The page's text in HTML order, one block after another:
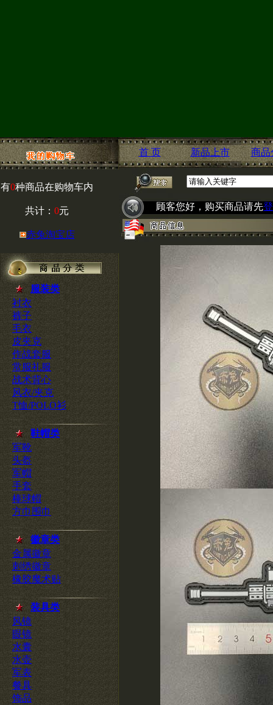
有0种商品在购物车内
共计： 0元
赤兔淘宝店
服装类
衬衣
裤子
毛衣
皮夹克
作战套服
常服礼服
战术背心
风衣/夹克
T恤/POLO衫
鞋帽类
军靴
头盔
军帽
手套
棒球帽
方巾围巾
徽章类
金属徽章
刺绣徽章
橡胶魔术贴
装具类
风镜
眼镜
水囊
水壶
军表
餐具
饰品
首 页 新品上市 商品
顾客您好，购买商品请先